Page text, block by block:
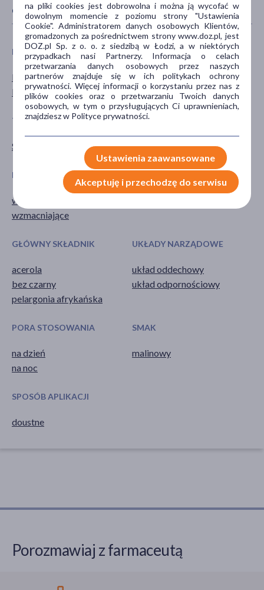
CECHY PRODUKTU
PŁEĆ
Mężczyzna
Kobieta
WIEK
dla dzieci
TYP PRODUKTU
Suplement diety
POSTAĆ
syrop
DZIAŁANIE/WŁAŚCIWOŚCI
wspomagające
wzmacniające
GŁÓWNY SKŁADNIK
acerola
bez czarny
pelargonia afrykańska
UKŁADY NARZĄDOWE
układ oddechowy
układ odpornościowy
PORA STOSOWANIA
na dzień
na noc
SMAK
malinowy
SPOSÓB APLIKACJI
doustne
Porozmawiaj z farmaceutą
na pliki cookies jest dobrowolna i można ją wycofać w
dowolnym momencie z poziomu strony "Ustawienia
Cookie". Administratorem danych osobowych Klientów,
gromadzonych za pośrednictwem strony www.doz.pl, jest
DOZ.pl Sp. z o. o. z siedzibą w Łodzi, a w niektórych
przypadkach nasi Partnerzy. Informacja o celach
przetwarzania danych osobowych przez naszych
partnerów znajduje się w ich politykach ochrony
prywatności. Więcej informacji o korzystaniu przez nas z
plików cookies oraz o przetwarzaniu Twoich danych
osobowych, w tym o przysługujących Ci uprawnieniach,
znajdziesz w Polityce prywatności.
Ustawienia zaawansowane
Akceptuję i przechodzę do serwisu